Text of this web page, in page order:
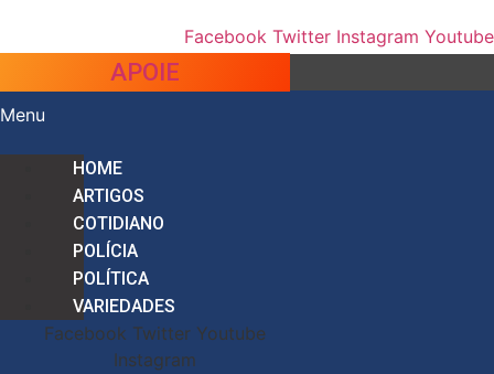
Facebook Twitter Instagram Youtube
APOIE
Menu
HOME
ARTIGOS
COTIDIANO
POLÍCIA
POLÍTICA
VARIEDADES
Facebook Twitter Youtube
Instagram